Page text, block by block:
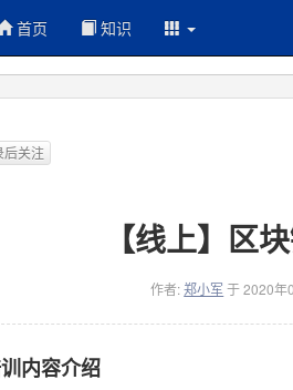
首页 知识
后关注
【线上】区
作者:郑小军 于 2020
内容介绍